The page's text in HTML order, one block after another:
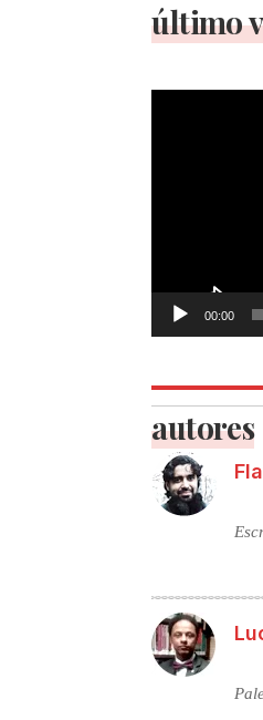
último
Tocador
00:00
autores